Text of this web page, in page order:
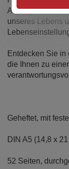
Aussagen über
unseres Lebens
Entdecken Sie
die Ihnen zu
Geheftet, mit
DIN A5 (14,8 x
52 Seiten,